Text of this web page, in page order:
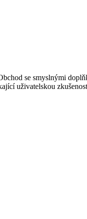
se smyslnými
uživatelskou